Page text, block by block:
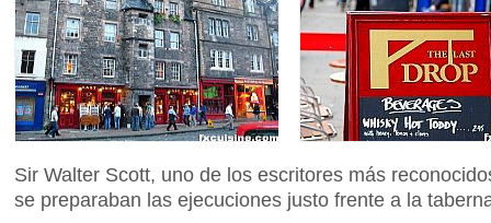
Sir Walter Scott, uno de los escritores más
se preparaban las ejecuciones justo frente a la